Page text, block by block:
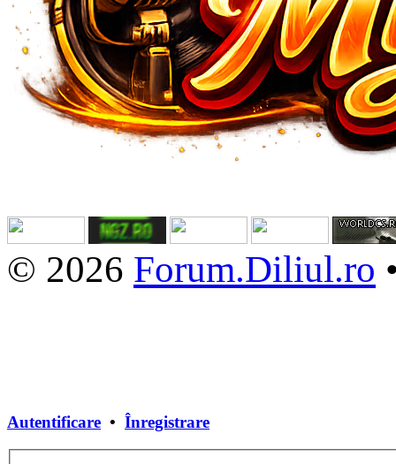
© 2026 Forum.Diliul.ro
Autentificare • Înregistrare